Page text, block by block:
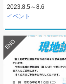
2023.8.5～8.6
イベント
END